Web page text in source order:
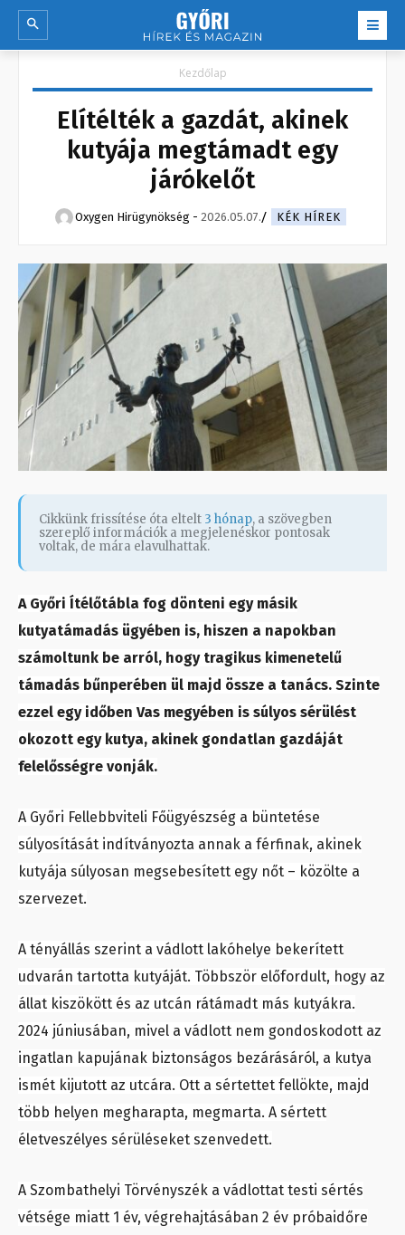
Kezdőlap
Elítélték a gazdát, akinek
kutyája megtámadt egy
járókelőt
Oxygen Hirügynökség - 2026.05.07. KÉK HÍREK
Cikkünk frissítése óta eltelt 3 hónap, a szövegben
szereplő információk a megjelenéskor pontosak
voltak, de mára elavulhattak.
A Győri Ítélőtábla fog dönteni egy másik
kutyatámadás ügyében is, hiszen a napokban
számoltunk be arról, hogy tragikus kimenetelű
támadás bűnperében ül majd össze a tanács. Szinte
ezzel egy időben Vas megyében is súlyos sérülést
okozott egy kutya, akinek gondatlan gazdáját
felelősségre vonják.
A Győri Fellebbviteli Főügyészség a büntetése
súlyosítását indítványozta annak a férfinak, akinek
kutyája súlyosan megsebesített egy nőt – közölte a
szervezet.
A tényállás szerint a vádlott lakóhelye bekerített
udvarán tartotta kutyáját. Többször előfordult, hogy az
állat kiszökött és az utcán rátámadt más kutyákra.
2024 júniusában, mivel a vádlott nem gondoskodott az
ingatlan kapujának biztonságos bezárásáról, a kutya
ismét kijutott az utcára. Ott a sértettet fellökte, majd
több helyen megharapta, megmarta. A sértett
életveszélyes sérüléseket szenvedett.
A Szombathelyi Törvényszék a vádlottat testi sértés
vétsége miatt 1 év, végrehajtásában 2 év próbaidőre